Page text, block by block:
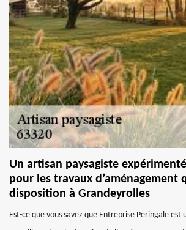
Un artisan paysagiste
pour les travaux d’aménagement
disposition à Grandeyrolles
Est-ce que vous savez que Entreprise Peringale est